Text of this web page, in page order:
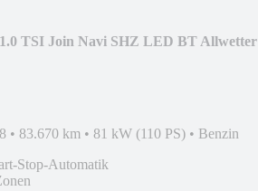
TSI Join Navi SHZ LED BT Allwetter
• 83.670 km • 81 kW (110 PS) • Benzin
Stop-Automatik